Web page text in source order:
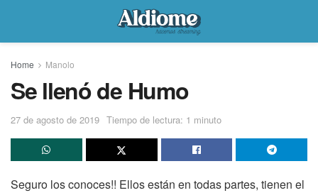
Home Manolo
Se llenó de Humo
27 de agosto de 2019 Tiempo de lectura: 1 minuto
Seguro los conoces!! Ellos están en todas partes, tienen el